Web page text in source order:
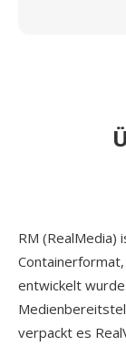
RM
entwickelt
verpackt es